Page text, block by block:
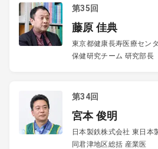
第35回
藤原 佳典
東京都健康長寿医療セン
保健研究チーム 研究部長
第34回
宮本 俊明
日本製鉄株式会社 東日本
同君津地区総括 産業医